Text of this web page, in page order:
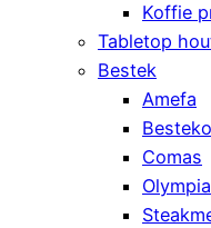
Koffie
Tabletop
Bestek
Amefa
Comas
Olympia